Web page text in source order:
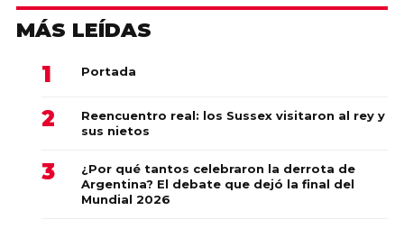
MÁS LEÍDAS
Portada
Reencuentro real: los Sussex visitaron al rey y
sus nietos
¿Por qué tantos celebraron la derrota de
Argentina? El debate que dejó la final del
Mundial 2026